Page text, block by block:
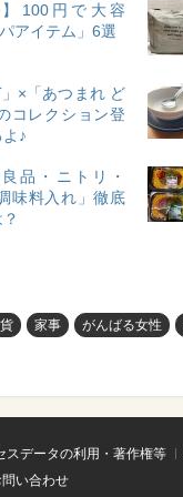
100円で大容
アイテム」6選
×「あつまれ ど
コレクション登
♪
品・ニトリ・
味料入れ」徹底
家事 がんばる女性
スデータの利用・著作権等
い合わせ